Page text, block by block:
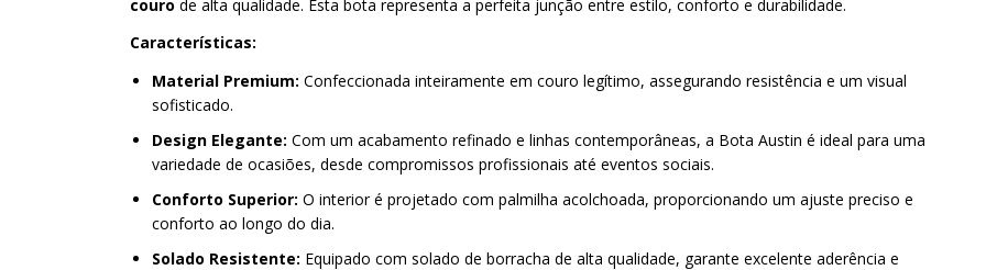
couro de alta qualidade. Esta bota representa a perfeita junção entre estilo, conforto e durabilidade.
Características:
Material Premium: Confeccionada inteiramente em couro legítimo, assegurando resistência e um visual
sofisticado.
Design Elegante: Com um acabamento refinado e linhas contemporâneas, a Bota Austin é ideal para uma
variedade de ocasiões, desde compromissos profissionais até eventos sociais.
Conforto Superior: O interior é projetado com palmilha acolchoada, proporcionando um ajuste preciso e
conforto ao longo do dia.
Solado Resistente: Equipado com solado de borracha de alta qualidade, garante excelente aderência e